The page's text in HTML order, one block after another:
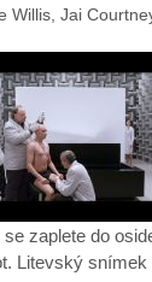
Willis, Jai
se zaplete do
Litevský